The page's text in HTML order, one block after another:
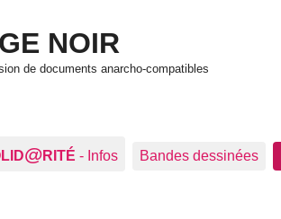
NOIR
de documents anarcho-compatibles
@RITÉ - Infos Bandes dessinées